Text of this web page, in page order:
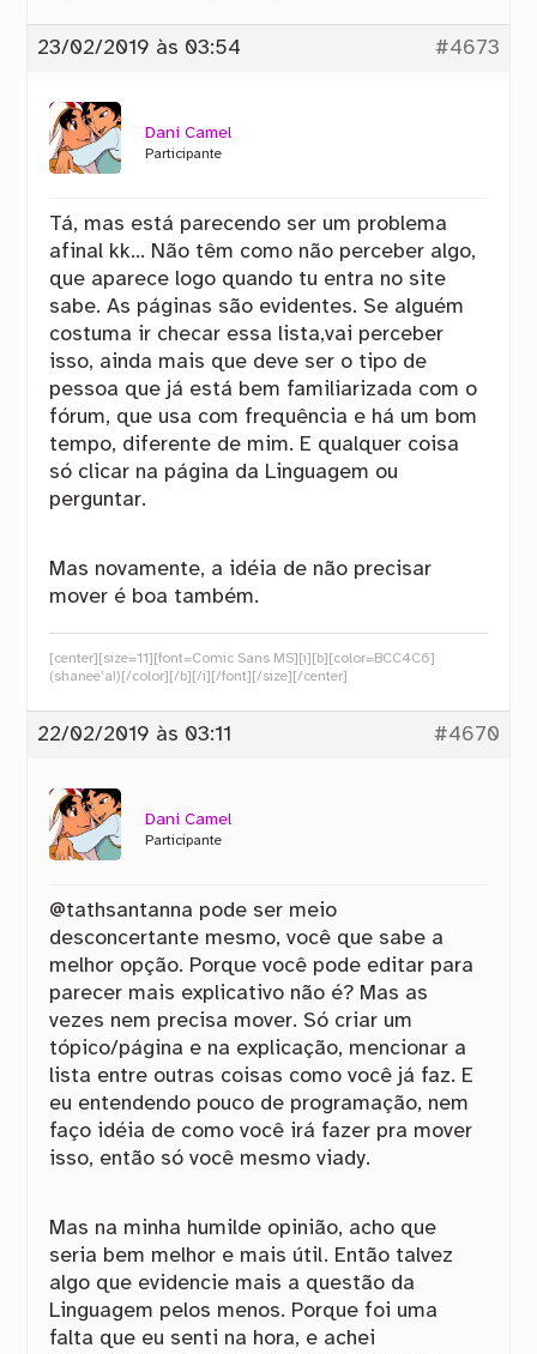
23/02/2019 às 03:54 #4673
Dani Camel
Participante
Tá, mas está parecendo ser um problema
afinal kk… Não têm como não perceber algo,
que aparece logo quando tu entra no site
sabe. As páginas são evidentes. Se alguém
costuma ir checar essa lista,vai perceber
isso, ainda mais que deve ser o tipo de
pessoa que já está bem familiarizada com o
fórum, que usa com frequência e há um bom
tempo, diferente de mim. E qualquer coisa
só clicar na página da Linguagem ou
perguntar.
Mas novamente, a idéia de não precisar
mover é boa também.
[center][size=11][font=Comic Sans MS][i][b][color=BCC4C6]
(shanee’a!)[/color][/b][/i][/font][/size][/center]
22/02/2019 às 03:11 #4670
Dani Camel
Participante
@tathsantanna pode ser meio
desconcertante mesmo, você que sabe a
melhor opção. Porque você pode editar para
parecer mais explicativo não é? Mas as
vezes nem precisa mover. Só criar um
tópico/página e na explicação, mencionar a
lista entre outras coisas como você já faz. E
eu entendendo pouco de programação, nem
faço idéia de como você irá fazer pra mover
isso, então só você mesmo viady.
Mas na minha humilde opinião, acho que
seria bem melhor e mais útil. Então talvez
algo que evidencie mais a questão da
Linguagem pelos menos. Porque foi uma
falta que eu senti na hora, e achei